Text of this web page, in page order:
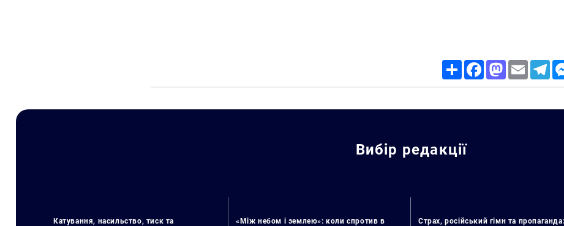
Share FacebookMastodon
Email
Вибір редакції
Катування, насильство, тиск та
«Між небом і землею»: коли спротив в
Страх, російський гімн та